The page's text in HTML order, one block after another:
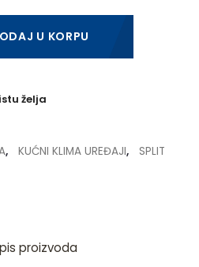
U KORPU
želja
, KUĆNI KLIMA UREĐAJI,
SPLIT
proizvoda